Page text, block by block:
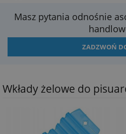
Masz pytania odnośnie
ZADZWOŃ
Wkłady żelowe do